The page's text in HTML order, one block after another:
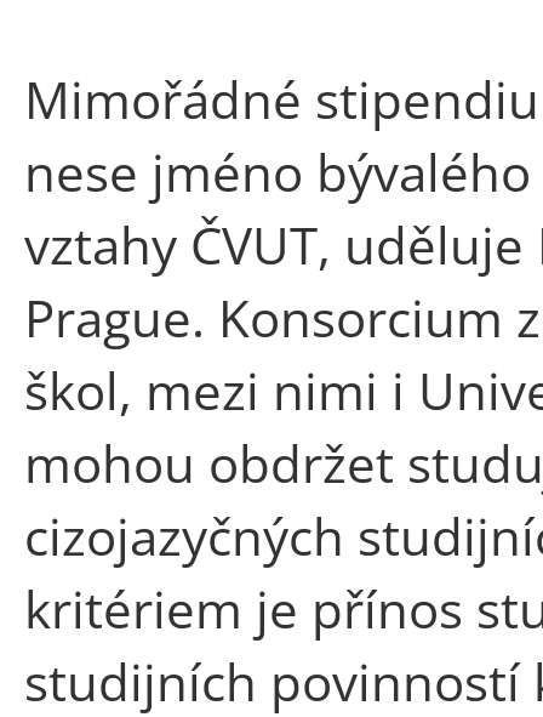
Mimořádné
nese jméno
vztahy ČVUT,
Prague. Konsorcium
škol, mezi nimi i
mohou obdržet
cizojazyčných
kritériem je přínos
studijních povinností